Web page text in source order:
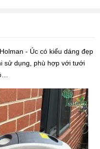
- Úc có kiểu dáng đẹp
sử dụng, phù hợp với tưới